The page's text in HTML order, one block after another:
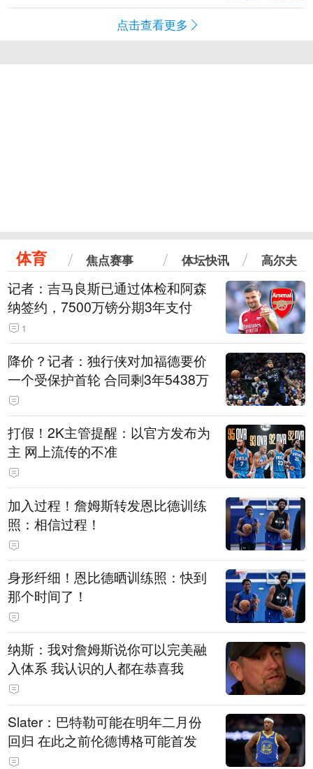
点击查看更多
体育 焦点赛事 体坛快讯 高尔夫
记者：吉马良斯已通过体检和阿森
纳签约，7500万镑分期3年支付
1
降价？记者：独行侠对加福德要价
一个受保护首轮 合同剩3年5438万
打假！2K主管提醒：以官方发布为
主 网上流传的不准
加入过程！詹姆斯转发恩比德训练
照：相信过程！
身形纤细！恩比德晒训练照：快到
那个时间了！
纳斯：我对詹姆斯说你可以完美融
入体系 我认识的人都在恭喜我
Slater：巴特勒可能在明年二月份
回归 在此之前伦德博格可能首发